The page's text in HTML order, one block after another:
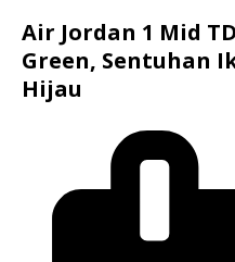
Air Jordan 1 Mid
Green, Sentuhan
Hijau